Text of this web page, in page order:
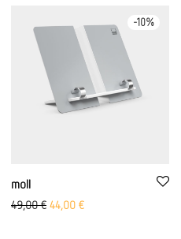
-10%
moll
49,00€ 原价：49,00 欧元
44,00 €当前价格为：44,00